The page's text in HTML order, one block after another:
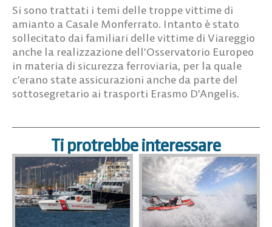
Si sono trattati i temi delle troppe vittime di
amianto a Casale Monferrato. Intanto è stato
sollecitato dai familiari delle vittime di Viareggio
anche la realizzazione dell’Osservatorio Europeo
in materia di sicurezza ferroviaria, per la quale
c’erano state assicurazioni anche da parte del
sottosegretario ai trasporti Erasmo D’Angelis.
Ti protrebbe interessare